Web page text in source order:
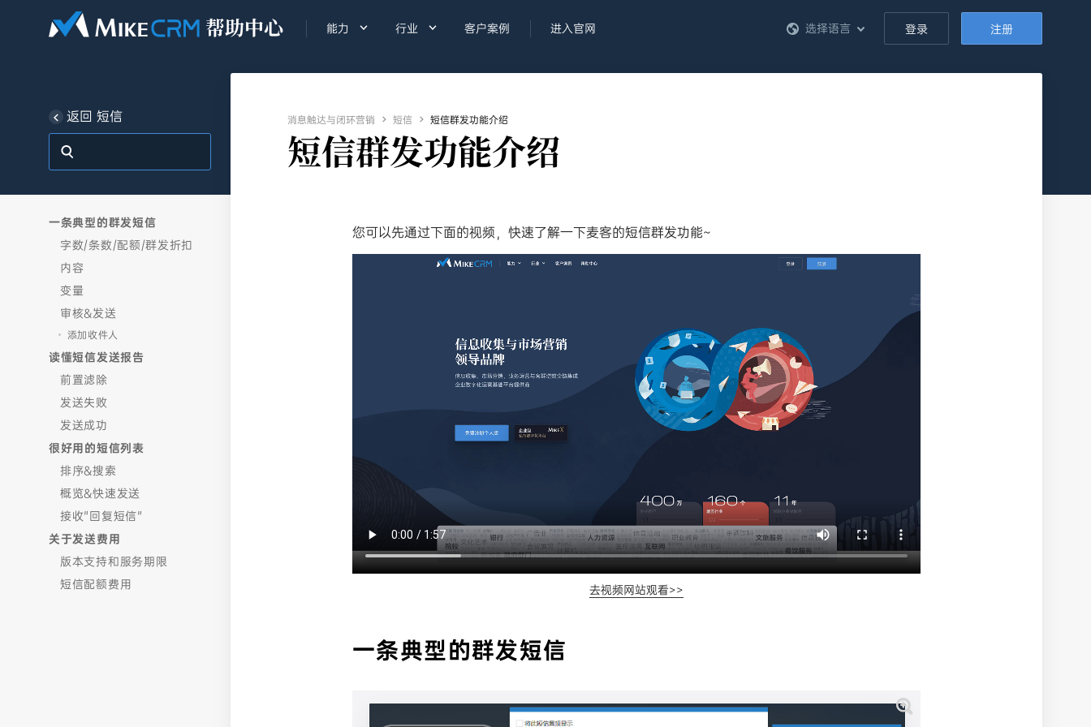
能力  行业  客户案例 进入官网 登录 注册
选择语言
返回 短信
一条典型的群发短信
字数/条数/配额/群发折扣
内容
变量
审核&发送
添加收件人
读懂短信发送报告
前置滤除
发送失败
发送成功
很好用的短信列表
排序&搜索
概览&快速发送
接收"回复短信"
关于发送费用
版本支持和服务期限
短信配额费用
消息触达与闭环营销  短信  短信群发功能介绍
短信群发功能介绍
您可以先通过下面的视频，快速了解一下麦客的短信群发功能~
去视频网站观看>>
一条典型的群发短信